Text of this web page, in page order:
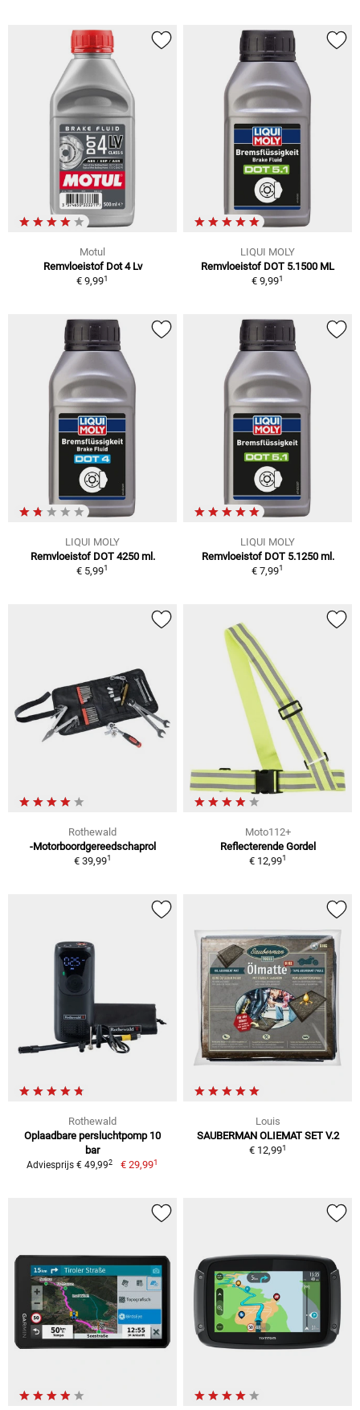
Motul
Remvloeistof Dot 4 Lv
€ 9,991
LIQUI MOLY
Remvloeistof DOT 5.1500 ML
€ 9,991
LIQUI MOLY
Remvloeistof DOT 4250 ml.
€ 5,991
LIQUI MOLY
Remvloeistof DOT 5.1250 ml.
€ 7,991
Rothewald
-Motorboordgereedschaprol
€ 39,991
Moto112+
Reflecterende Gordel
€ 12,991
Rothewald
Oplaadbare persluchtpomp 10
bar
Adviesprijs € 49,992 € 29,991
Louis
SAUBERMAN OLIEMAT SET V.2
€ 12,991